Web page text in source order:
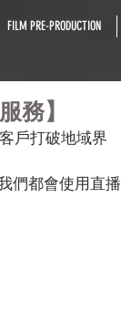
FILM PRE-PRODUCTION
務】
戶打破地域界
們都會使用直播